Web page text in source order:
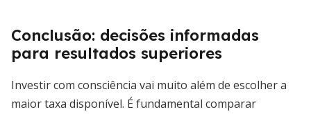
Conclusão: decisões informadas
para resultados superiores
Investir com consciência vai muito além de escolher a
maior taxa disponível. É fundamental comparar